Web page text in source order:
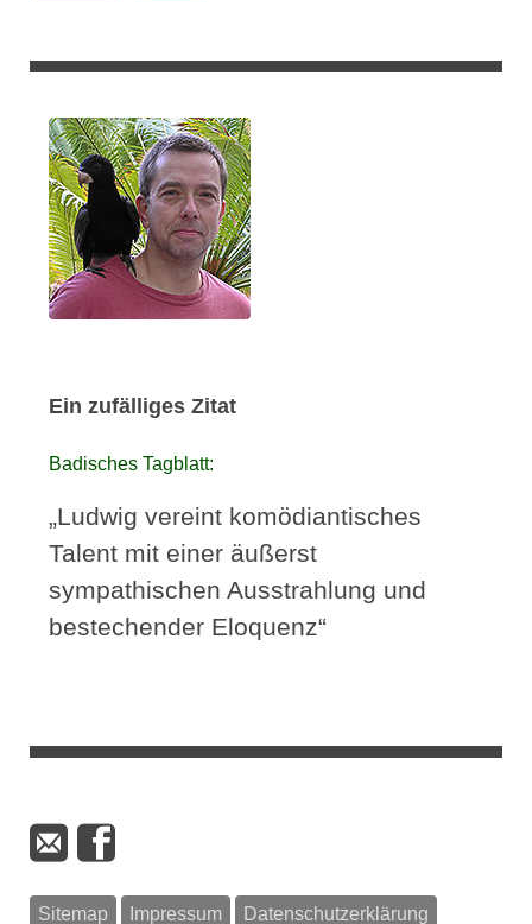
Ein zufälliges Zitat
Badisches Tagblatt:
„Ludwig vereint komödiantisches
Talent mit einer äußerst
sympathischen Ausstrahlung und
bestechender Eloquenz“
Sitemap Impressum Datenschutzerklärung